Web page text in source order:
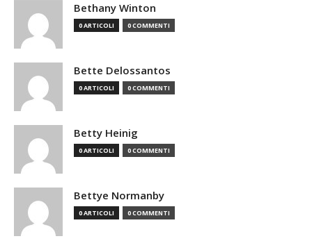
Bethany Winton
0 ARTICOLI 0 COMMENTI
Bette Delossantos
0 ARTICOLI 0 COMMENTI
Betty Heinig
0 ARTICOLI 0 COMMENTI
Bettye Normanby
0 ARTICOLI 0 COMMENTI